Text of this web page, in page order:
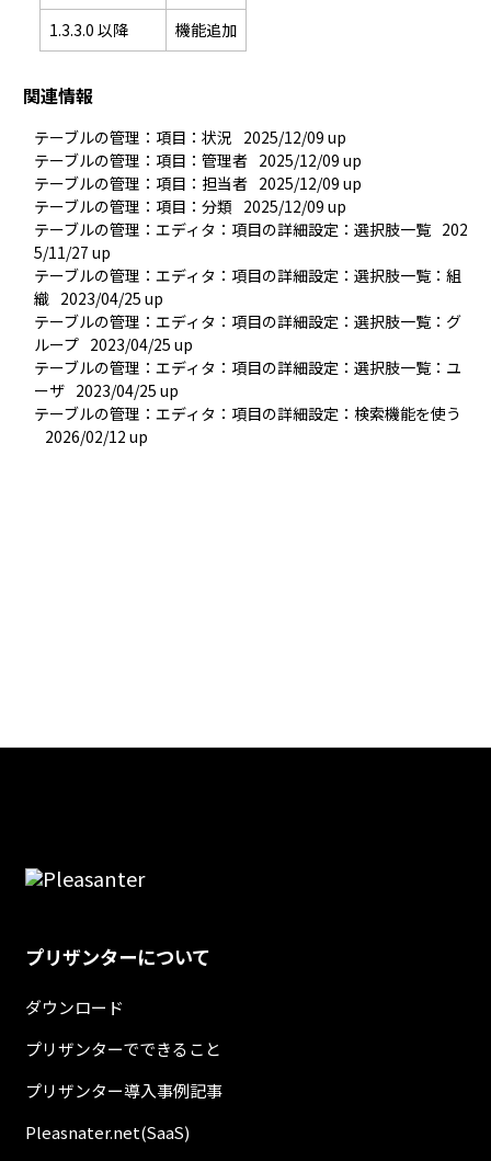
1.3.3.0 以降
機能追加
関連情報
テーブルの管理：項目：状況 2025/12/09 up
テーブルの管理：項目：管理者 2025/12/09 up
テーブルの管理：項目：担当者 2025/12/09 up
テーブルの管理：項目：分類 2025/12/09 up
テーブルの管理：エディタ：項目の詳細設定：選択肢一覧 202
5/11/27 up
テーブルの管理：エディタ：項目の詳細設定：選択肢一覧：組
織 2023/04/25 up
テーブルの管理：エディタ：項目の詳細設定：選択肢一覧：グ
ループ 2023/04/25 up
テーブルの管理：エディタ：項目の詳細設定：選択肢一覧：ユ
ーザ 2023/04/25 up
テーブルの管理：エディタ：項目の詳細設定：検索機能を使う
2026/02/12 up
プリザンターについて
ダウンロード
プリザンターでできること
プリザンター導入事例記事
Pleasnater.net(SaaS)